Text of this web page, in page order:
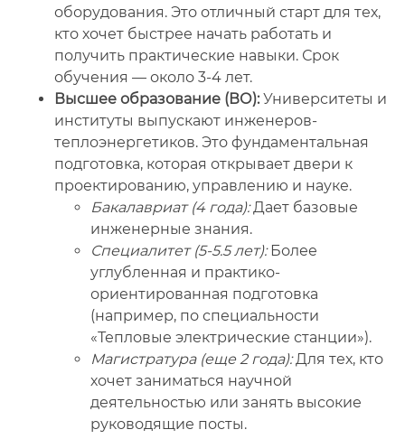
оборудования. Это отличный старт для тех,
кто хочет быстрее начать работать и
получить практические навыки. Срок
обучения — около 3-4 лет.
Высшее образование (ВО):Университеты и
институты выпускают инженеров-
теплоэнергетиков. Это фундаментальная
подготовка, которая открывает двери к
проектированию, управлению и науке.
Бакалавриат (4 года):Дает базовые
инженерные знания.
Специалитет (5-5.5 лет):Более
углубленная и практико-
ориентированная подготовка
(например, по специальности
«Тепловые электрические станции»).
Магистратура (еще 2 года):Для тех, кто
хочет заниматься научной
деятельностью или занять высокие
руководящие посты.